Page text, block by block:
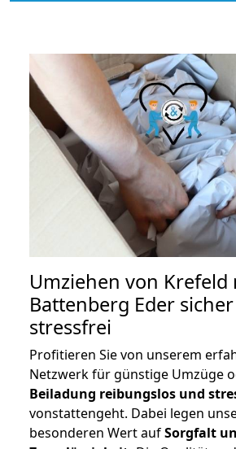
Umziehen von Krefeld
Battenberg Eder
stressfrei
Profitieren Sie von unserem
Netzwerk für günstige Umzüge
Beiladung reibungslos und
vonstattengeht. Dabei legen
besonderen Wert aufSorgfalt